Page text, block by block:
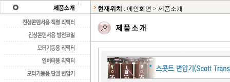
현재위치 : 메인화면 > 제품소개